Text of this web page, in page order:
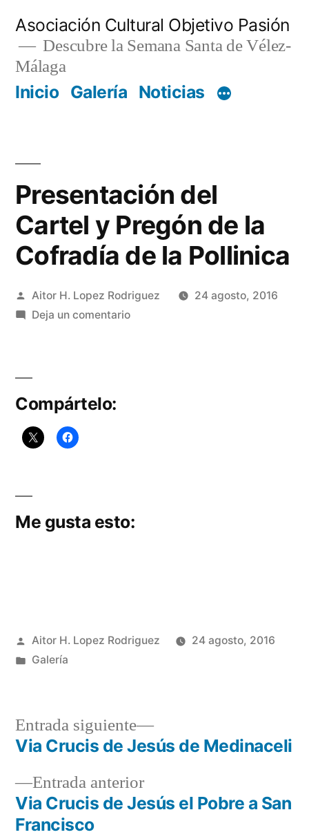
contenido
Asociación Cultural Objetivo Pasión
Descubre la Semana Santa de Vélez-
Málaga
Inicio Galería Noticias
Presentación del
Cartel y Pregón de la
Cofradía de la Pollinica
Publicado
por
Aitor H. Lopez Rodriguez
24 agosto, 2016
Deja un comentarioen
Pollinica
Compártelo:
Me gusta esto:
Publicado
por
Aitor H. Lopez Rodriguez
24 agosto, 2016
Publicado
Galería
Navegación
de
entradas
Entrada anteriorEntrada
anterior:
Via Crucis de Jesús el Pobre a San
Francisco
Entrada siguiente
Entrada
siguiente:
Via Crucis de Jesús de Medinaceli